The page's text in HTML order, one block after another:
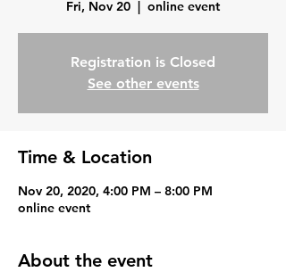
Fri, Nov 20
  |
online event
Registration is Closed
See other events
Time & Location
Nov 20, 2020, 4:00 PM – 8:00 PM
online event
About the event